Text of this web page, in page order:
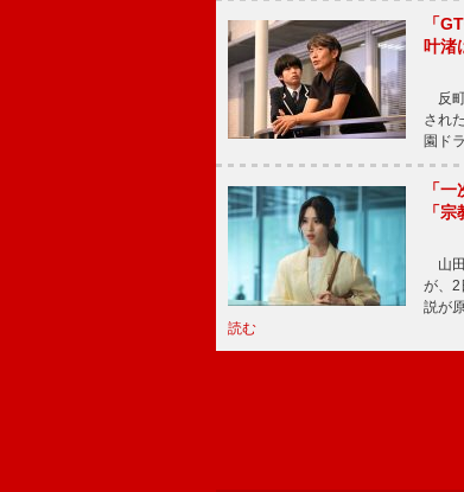
「
叶渚
反町
され
園ド
「
「
山田
が、
説が
読む